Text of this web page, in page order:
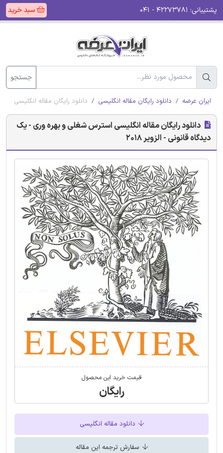
پشتیبانی: سبد خرید
جستجو
ایران عرضه دانلود رایگان مقاله انگلیسی دانلود رایگان مقاله انگلیسی
دانلود رایگان مقاله انگلیسی استرس شغلی و بهره وری - یک
دیدگاه قانونی - الزویر 2018
قیمت خرید این محصول
رایگان
دانلود مقاله انگلیسی
سفارش ترجمه این مقاله